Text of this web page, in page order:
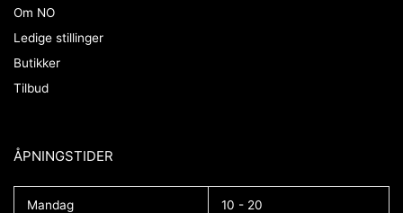
Om NO
Ledige stillinger
Butikker
Tilbud
ÅPNINGSTIDER​
Mandag 10 - 20